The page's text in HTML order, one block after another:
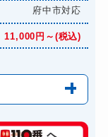
府中市対応
11,000円～(税込)